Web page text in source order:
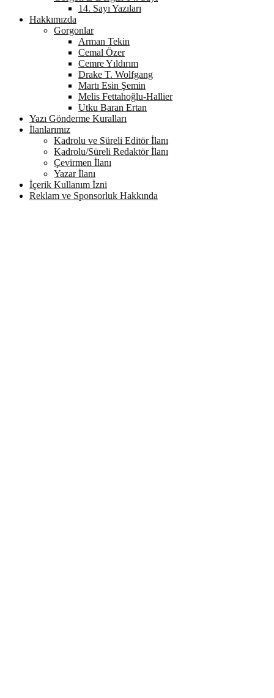
14. Sayı Yazıları
Hakkımızda
Gorgonlar
Arman Tekin
Cemal Özer
Cemre Yıldırım
Drake T. Wolfgang
Martı Esin Şemin
Melis Fettahoğlu-Hallier
Utku Baran Ertan
Yazı Gönderme Kuralları
İlanlarımız
Kadrolu ve Süreli Editör İlanı
Kadrolu/Süreli Redaktör İlanı
Çevirmen İlanı
Yazar İlanı
İçerik Kullanım İzni
Reklam ve Sponsorluk Hakkında